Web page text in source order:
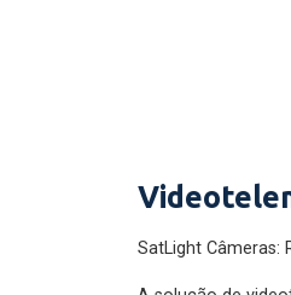
SatLight Câmeras:
A solução de